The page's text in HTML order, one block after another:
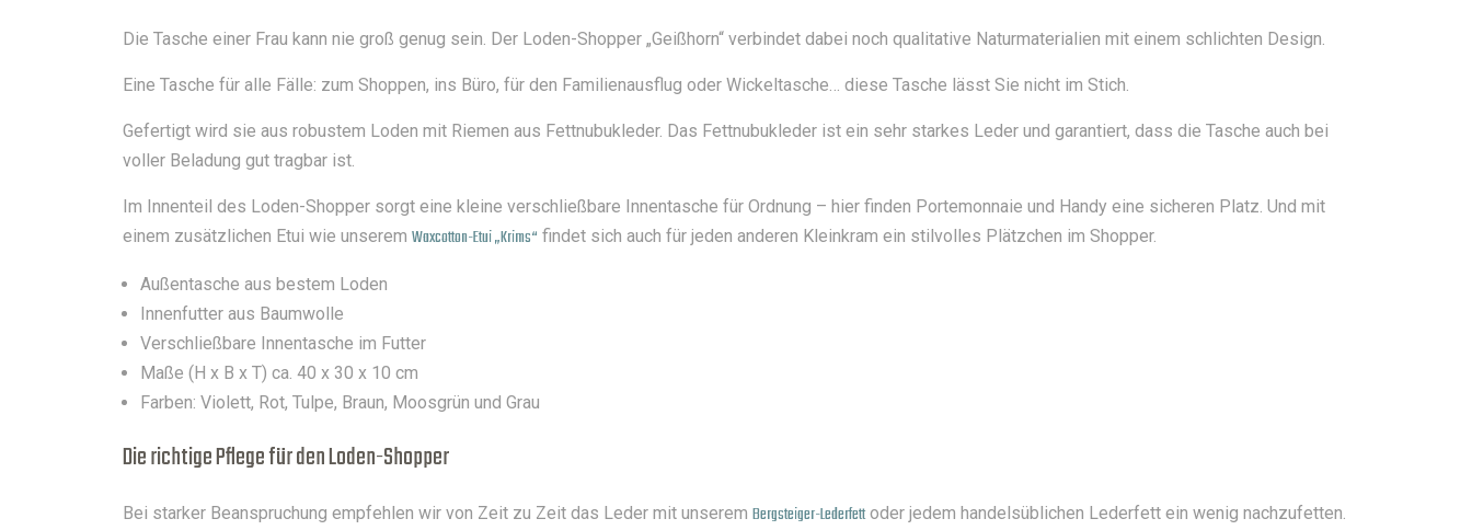
Die Tasche einer Frau kann nie groß genug sein. Der Loden-Shopper „Geißhorn“ verbindet dabei noch qualitative Naturmaterialien mit einem schlichten Design.
Eine Tasche für alle Fälle: zum Shoppen, ins Büro, für den Familienausflug oder Wickeltasche… diese Tasche lässt Sie nicht im Stich.
Gefertigt wird sie aus robustem Loden mit Riemen aus Fettnubukleder. Das Fettnubukleder ist ein sehr starkes Leder und garantiert, dass die Tasche auch bei
voller Beladung gut tragbar ist.
Im Innenteil des Loden-Shopper sorgt eine kleine verschließbare Innentasche für Ordnung – hier finden Portemonnaie und Handy eine sicheren Platz. Und mit
einem zusätzlichen Etui wie unserem Waxcotton-Etui „Krims“ findet sich auch für jeden anderen Kleinkram ein stilvolles Plätzchen im Shopper.
Außentasche aus bestem Loden
Innenfutter aus Baumwolle
Verschließbare Innentasche im Futter
Maße (H x B x T) ca. 40 x 30 x 10 cm
Farben: Violett, Rot, Tulpe, Braun, Moosgrün und Grau
Die richtige Pflege für den Loden-Shopper
Bei starker Beanspruchung empfehlen wir von Zeit zu Zeit das Leder mit unserem Bergsteiger-Lederfettoder jedem handelsüblichen Lederfett ein wenig nachzufetten.